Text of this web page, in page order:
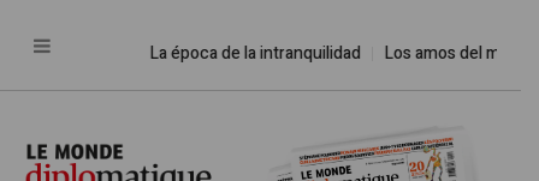
La época de la intranquilidad Los amos del mundo